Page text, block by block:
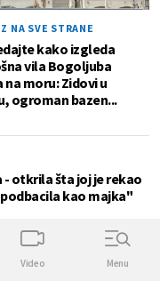
NA SVE STRANE
kako izgleda
vila Bogoljuba
na moru: Zidovi u
ogroman bazen...
otkrila šta joj je rekao
kao majka"
Video Menu